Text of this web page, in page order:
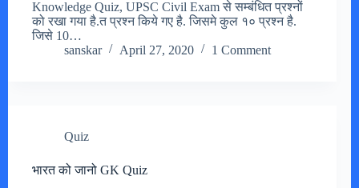
Knowledge Quiz, UPSC Civil Exam से सम्बंधित प्रश्नों
को रखा गया है.त प्रश्न किये गए है. जिसमे कुल १० प्रश्न है.
जिसे 10…
sanskar
April 27, 2020 1 Comment
Quiz
भारत को जानो GK Quiz